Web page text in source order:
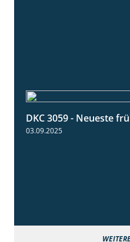
DKC 3059 - Neueste
03.09.2025